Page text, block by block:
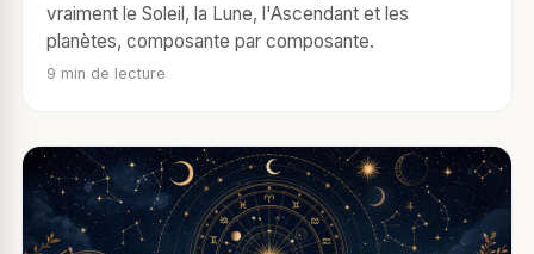
vraiment le Soleil, la Lune, l'Ascendant et les
planètes, composante par composante.
9 min de lecture